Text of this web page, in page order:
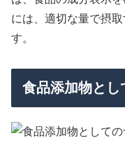
には、適切な量で摂
す。
食品添加物とし